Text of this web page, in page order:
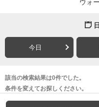
ウォ
今日
該当の検索結果は0件でした。
条件を変えてお探しください。